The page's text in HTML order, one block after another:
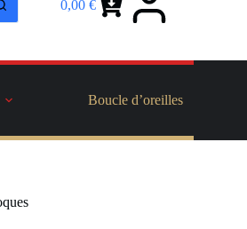
Panier
0,00 €
Boucle d’oreilles